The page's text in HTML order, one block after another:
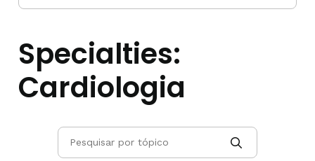
Specialties:
Cardiologia